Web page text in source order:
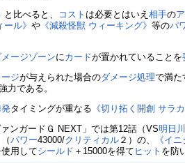
と比べると、 コスト は必要とはいえ相手の
ール》や 《減殺怪獣 ウィーキング》等のパ
メージゾーンにカードが置かれていることを
ージが与えられた場合のダメージ処理で満た
力である。
タイミングが重なる 《切り拓く開創 サラカ
ンガードＧ NEXT」では第12話（VS明日
（パワー43000/クリティカル ２）の、 《イ
使用してシールド ＋15000を得て ヒット を防